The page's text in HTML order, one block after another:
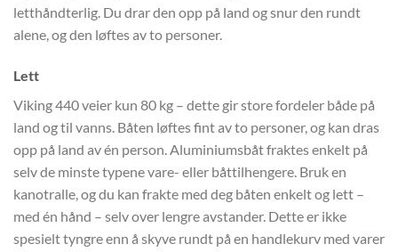
letthåndterlig. Du drar den opp på land og snur den rundt
alene, og den løftes av to personer.
Lett
Viking 440 veier kun 80 kg – dette gir store fordeler både på
land og til vanns. Båten løftes fint av to personer, og kan dras
opp på land av én person. Aluminiumsbåt fraktes enkelt på
selv de minste typene vare- eller båttilhengere. Bruk en
kanotralle, og du kan frakte med deg båten enkelt og lett –
med én hånd – selv over lengre avstander. Dette er ikke
spesielt tyngre enn å skyve rundt på en handlekurv med varer